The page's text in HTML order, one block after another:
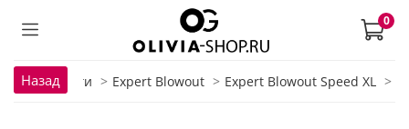
0
Назад
Брашинги Expert Blowout Expert Blowout Speed XL